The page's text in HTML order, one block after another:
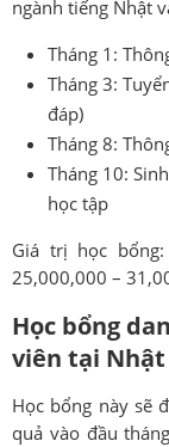
ngành tiếng Nhật
Tháng 1:
Tháng 3:
đáp)
Tháng 8:
Tháng 10:
học tập
Giá trị học bổng:
25,000,000 –
Học bổng
viên tại Nhật
Học bổng này sẽ
quả vào đầu